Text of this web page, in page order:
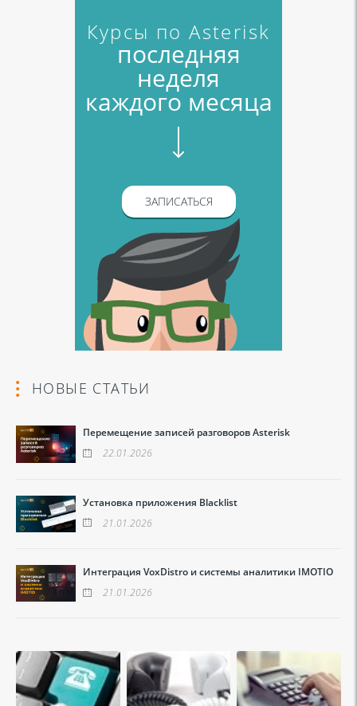
Курсы по Asterisk
последняя
неделя
каждого месяца
ЗАПИСАТЬСЯ
НОВЫЕ СТАТЬИ
Перемещение записей разговоров Asterisk
22.01.2026
Установка приложения Blacklist
21.01.2026
Интеграция VoxDistro и системы аналитики IMOTIO
21.01.2026